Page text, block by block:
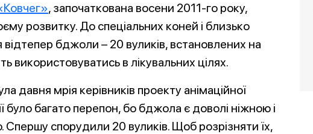
, започаткована восени 2011-го року,
розвитку. До спеціальних коней і близько
відтепер бджоли – 20 вуликів, встановлених на
використовуватись в лікувальних цілях.
давня мрія керівників проекту анімаційної
було багато перепон, бо бджола є доволі ніжною і
спорудили 20 вуликів. Щоб розрізняти їх,